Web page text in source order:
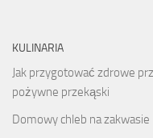
KULINARIA
Jak przygotować zdrowe
pożywne przekąski
Domowy chleb na zakwasie